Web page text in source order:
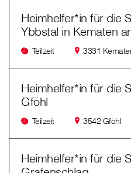
Heimhelfer*in für die
Ybbstal in Kematen
Teilzeit 3331
Heimhelfer*in für die
Gföhl
Teilzeit 3542 Gföhl
Heimhelfer*in für die